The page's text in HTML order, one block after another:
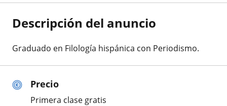
Precio
Primera clase gratis
Descripción del anuncio
Graduado en Filología hispánica con Periodismo.